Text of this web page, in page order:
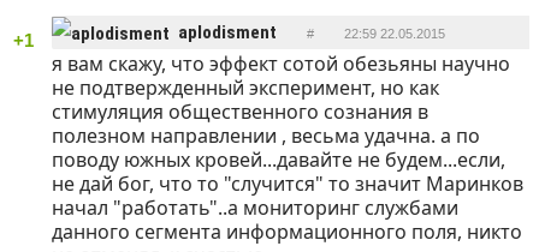
+1 aplodisment # 22:59 22.05.2015
ОТВЕТИТЬ
я вам скажу, что эффект сотой обезьяны научно
не подтвержденный эксперимент, но как
стимуляция общественного сознания в
полезном направлении , весьма удачна. а по
поводу южных кровей...давайте не будем...если,
не дай бог, что то "случится" то значит Маринков
начал "работать"..а мониторинг службами
данного сегмента информационного поля, никто